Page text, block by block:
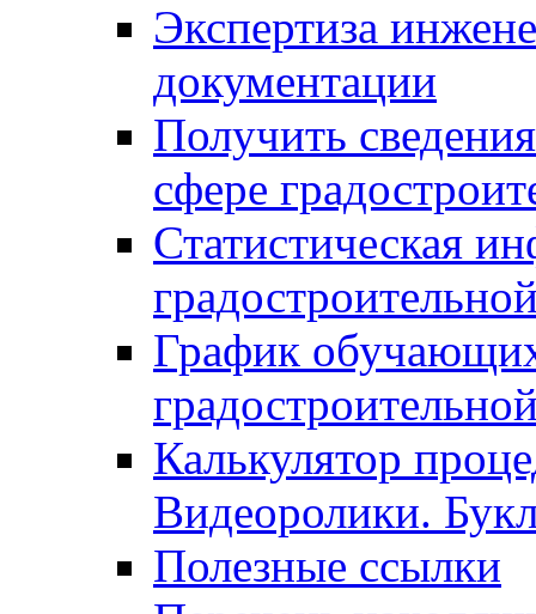
Экспертиза
документации
Получить
сфере
Статистическая
График
Калькулятор
Видеоролики.
Полезные ссылки